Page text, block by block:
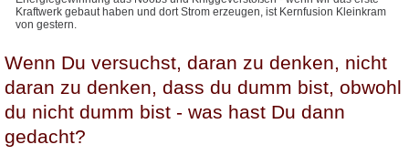
Kraftwerk gebaut haben und dort Strom erzeugen, ist Kernfusion Kleinkram
von gestern.
Wenn Du versuchst, daran zu denken, nicht
daran zu denken, dass du dumm bist, obwohl
du nicht dumm bist - was hast Du dann
gedacht?